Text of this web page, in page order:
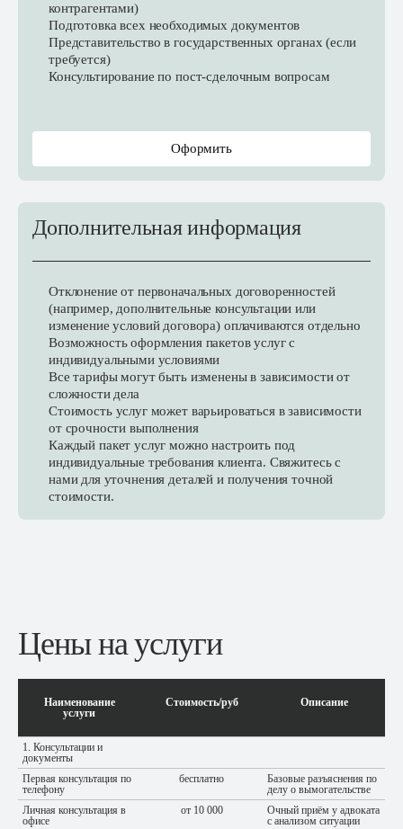
контрагентами)
Подготовка всех необходимых документов
Представительство в государственных органах (если
требуется)
Консультирование по пост-сделочным вопросам
Оформить
Дополнительная информация
Отклонение от первоначальных договоренностей
(например, дополнительные консультации или
изменение условий договора) оплачиваются отдельно
Возможность оформления пакетов услуг с
индивидуальными условиями
Все тарифы могут быть изменены в зависимости от
сложности дела
Стоимость услуг может варьироваться в зависимости
от срочности выполнения
Каждый пакет услуг можно настроить под
индивидуальные требования клиента. Свяжитесь с
нами для уточнения деталей и получения точной
стоимости.
Цены на услуги
Наименование
услуги
Стоимость/руб Описание
1. Консультации и
документы
Первая консультация по
телефону
бесплатно
Базовые разъяснения по
делу о вымогательстве
Личная консультация в
офисе
от 10 000
Очный приём у адвоката
с анализом ситуации